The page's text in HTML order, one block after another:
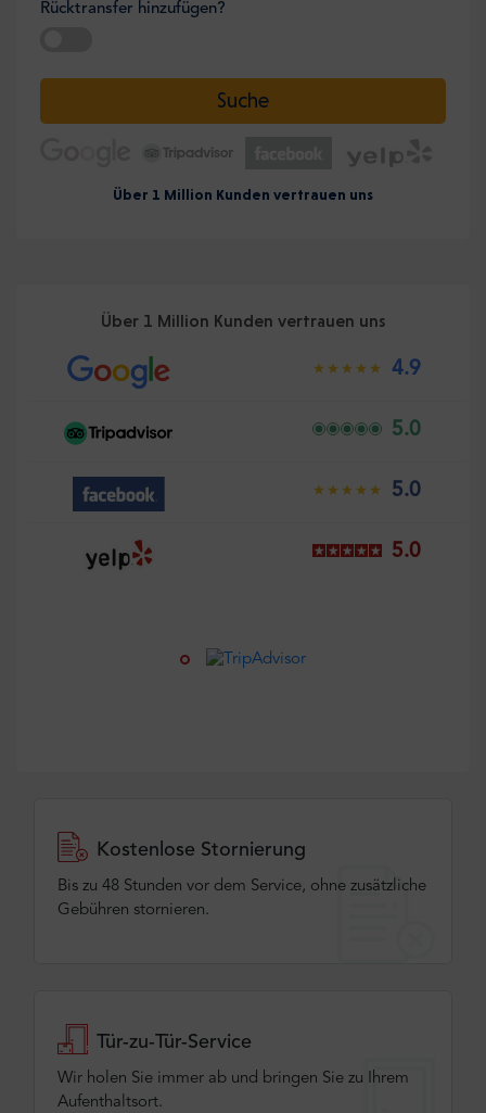
Rücktransfer hinzufügen?
Suche
Über 1 Million Kunden vertrauen uns
Über 1 Million Kunden vertrauen uns
4.9
5.0
5.0
5.0
Kostenlose Stornierung
Bis zu 48 Stunden vor dem Service, ohne zusätzliche
Gebühren stornieren.
Tür-zu-Tür-Service
Wir holen Sie immer ab und bringen Sie zu Ihrem
Aufenthaltsort.